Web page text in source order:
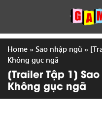
Home » Sao nhập ngũ »
Không gục ngã
[Trailer Tập 1]
Không gục ngã